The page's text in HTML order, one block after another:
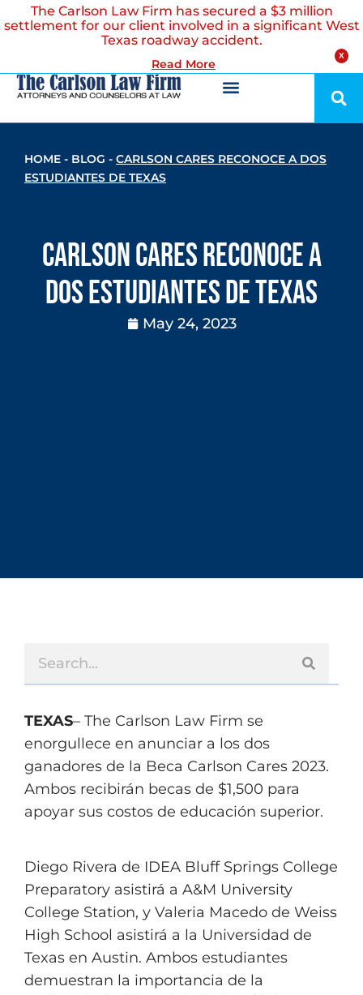
X
The Carlson Law Firm has secured a $3 million
settlement for our client involved in a significant West
Texas roadway accident.
Read More
HOME - BLOG - CARLSON CARES RECONOCE A DOS
ESTUDIANTES DE TEXAS
Carlson Cares Reconoce a
Dos Estudiantes de Texas
May 24, 2023
TEXAS– The Carlson Law Firm se
enorgullece en anunciar a los dos
ganadores de la Beca Carlson Cares 2023.
Ambos recibirán becas de $1,500 para
apoyar sus costos de educación superior.
Diego Rivera de IDEA Bluff Springs College
Preparatory asistirá a A&M University
College Station, y Valeria Macedo de Weiss
High School asistirá a la Universidad de
Texas en Austin. Ambos estudiantes
demuestran la importancia de la